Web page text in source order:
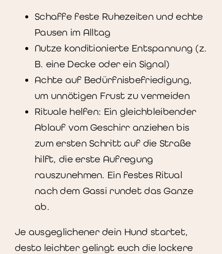
Schaffe feste Ruhezeiten und echte
Pausen im Alltag
Nutze konditionierte Entspannung (z.
B. eine Decke oder ein Signal)
Achte auf Bedürfnisbefriedigung,
um unnötigen Frust zu vermeiden
Rituale helfen: Ein gleichbleibender
Ablauf vom Geschirr anziehen bis
zum ersten Schritt auf die Straße
hilft, die erste Aufregung
rauszunehmen. Ein festes Ritual
nach dem Gassi rundet das Ganze
ab.
Je ausgeglichener dein Hund startet,
desto leichter gelingt euch die lockere